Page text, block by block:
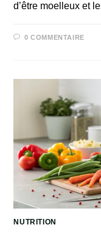
d’être moelleux et
0 COMMENTAIRE
NUTRITION